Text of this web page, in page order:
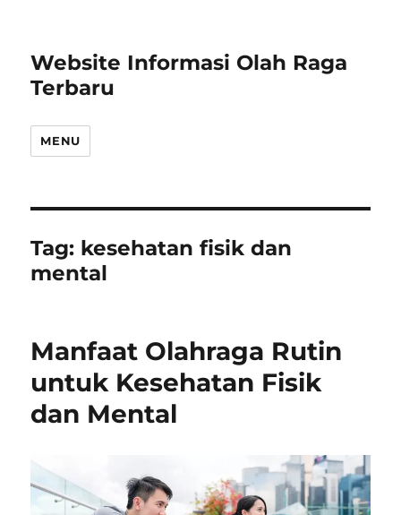
Website Informasi Olah Raga
Terbaru
MENU
Tag: kesehatan fisik dan
mental
Manfaat Olahraga Rutin
untuk Kesehatan Fisik
dan Mental